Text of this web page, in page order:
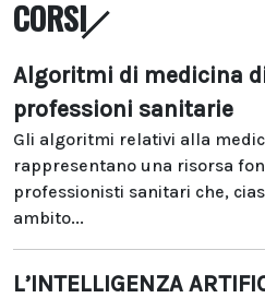
CORSI
Algoritmi di medicina
professioni sanitarie
Gli algoritmi relativi alla
rappresentano una risorsa
professionisti sanitari che,
ambito...
L’INTELLIGENZA